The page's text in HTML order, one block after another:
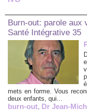
Burn-out: parole aux
Santé Intégrative 35
mets en forme. Vous
deux enfants, qui...
burn-out, Dr Jean-